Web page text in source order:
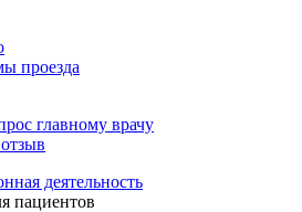
проезда
главному врачу
деятельность
пациентов